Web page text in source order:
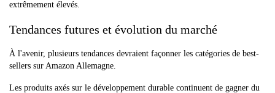
extrêmement élevés.
Tendances futures et évolution du marché
À l'avenir, plusieurs tendances devraient façonner les catégories de best-
sellers sur Amazon Allemagne.
Les produits axés sur le développement durable continuent de gagner du